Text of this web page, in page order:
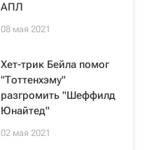
АПЛ
08 мая 2021
Хет-трик Бейла помог
"Тоттенхэму"
разгромить "Шеффилд
Юнайтед"
02 мая 2021